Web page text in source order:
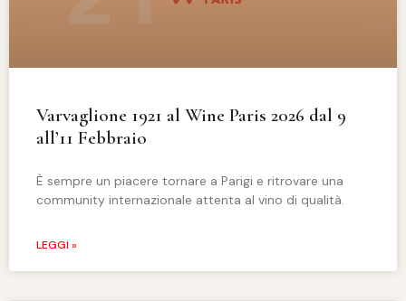
Varvaglione 1921 al Wine Paris 2026 dal 9
all’11 Febbraio
È sempre un piacere tornare a Parigi e ritrovare una
community internazionale attenta al vino di qualità.
LEGGI »